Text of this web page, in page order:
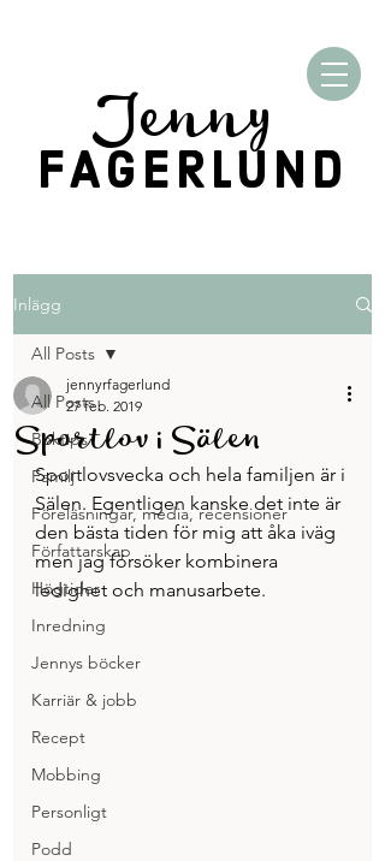
Jenny
FAGERLUND
Inlägg
All Posts
Boktips
Familj
Föreläsningar, media, recensioner
Författarskap
Högtider
Inredning
Jennys böcker
Karriär & jobb
Recept
Mobbing
Personligt
Podd
All Posts
Sportlov i Sälen
jennyrfagerlund
27 feb. 2019
Sportlovsvecka och hela familjen är i
Sälen. Egentligen kanske det inte är
den bästa tiden för mig att åka iväg
men jag försöker kombinera
ledighet och manusarbete.